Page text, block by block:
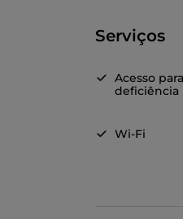
Serviços
Acesso
deficiência
Wi-Fi